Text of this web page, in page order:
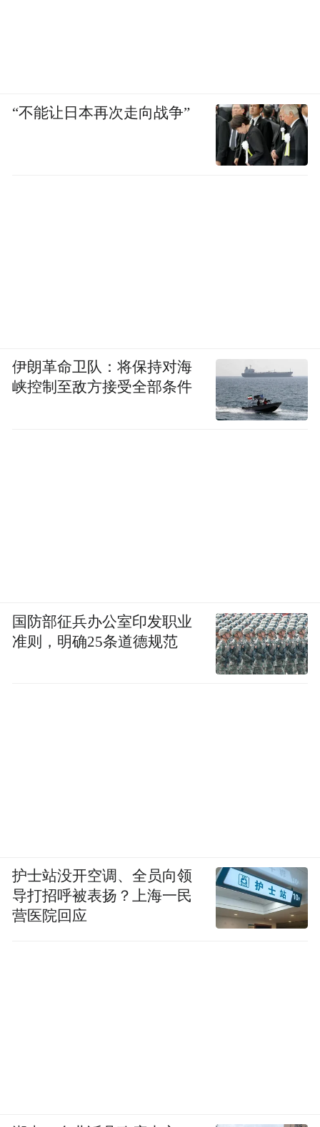
“不能让日本再次走向战争”
伊朗革命卫队：将保持对海
峡控制至敌方接受全部条件
国防部征兵办公室印发职业
准则，明确25条道德规范
护士站没开空调、全员向领
导打招呼被表扬？上海一民
营医院回应